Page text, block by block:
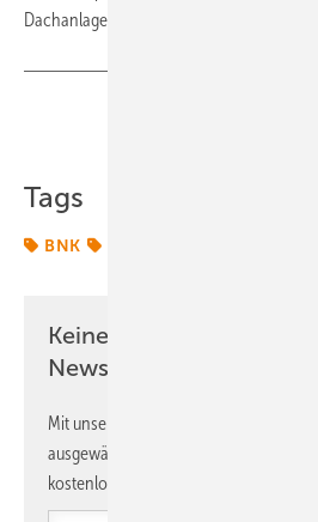
Dachanlagen. | 58
Tags
BNK
Keine Zeit? Kein
Newsletter!
Mit unserem Newsletter erhalten Sie
ausgewählte Informationen und
kostenlos direkt ins Postfach.